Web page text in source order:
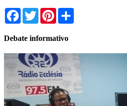
Facebook
TwitterPinterest
Debate informativo